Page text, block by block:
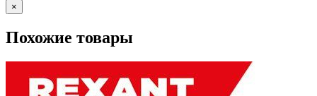
×
Похожие товары